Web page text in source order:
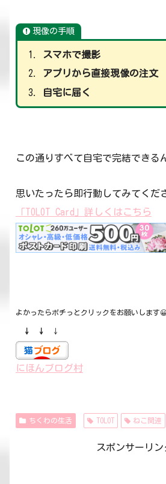
現像の手順
スマホで撮影
アプリから直接現像の注文
自宅に届く
この通りすべて自宅で完結できる
思いたったら即行動してみてく
「TOLOT Card」詳しくはこちら
よかったらポチっとクリックをお願いします
↓ ↓ ↓
にほんブログ村
ちくわの生活 TOLOT ねこ関連
スポンサーリン